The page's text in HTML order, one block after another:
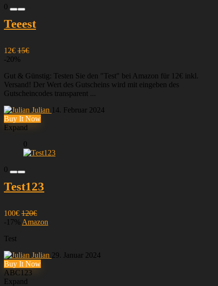
0
Teeest
12€ 15€
-20%
Gut & Günstig: Testen Sie den "Test" bei Amazon für 12€ inkl.
Versand! Der Wert des Gutscheins wird mit eingeben des
Gutscheincodes transparent ...
Julian 14. Februar 2024
Buy It Now
Expand
0
0
Test123
100€ 120€
-17% Amazon
Test
Julian 29. Januar 2024
Buy It Now
ABC123
Expand